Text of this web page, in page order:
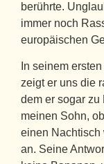
berührte.
immer noch
europäischen
In seinem
zeigt er uns die
dem er sogar zu
meinen Sohn,
einen Nachtisch
an. Seine